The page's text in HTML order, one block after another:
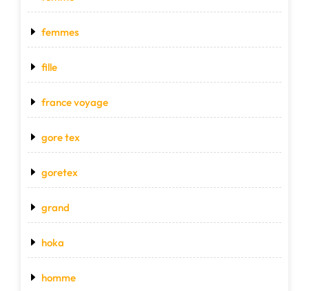
femmes
fille
france voyage
gore tex
goretex
grand
hoka
homme